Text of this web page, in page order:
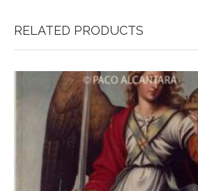
RELATED PRODUCTS